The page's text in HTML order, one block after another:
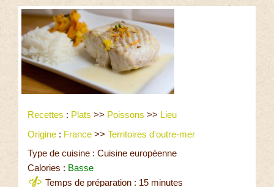
Recettes : Plats >> Poissons >> Lieu
Origine : France >> Territoires d'outre-mer
Type de cuisine : Cuisine européenne
Calories : Basse
Temps de préparation : 15 minutes